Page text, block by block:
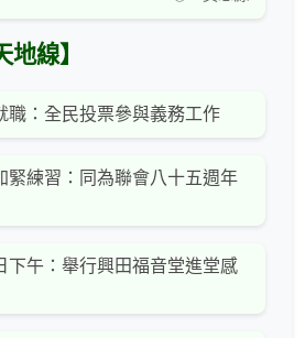
地線】
職：全民投票參與義務工作
緊練習：同為聯會八十五週年
下午：舉行興田福音堂進堂感